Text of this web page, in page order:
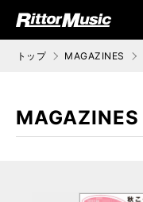
ジック (Rittor Musi
トップ MAGAZINES
MAGAZINES